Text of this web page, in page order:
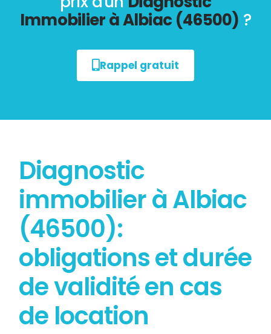
Immobilier à Albiac (46500) ?
Rappel gratuit
Diagnostic
immobilier à Albiac
(46500):
obligations et durée
de validité en cas
de location